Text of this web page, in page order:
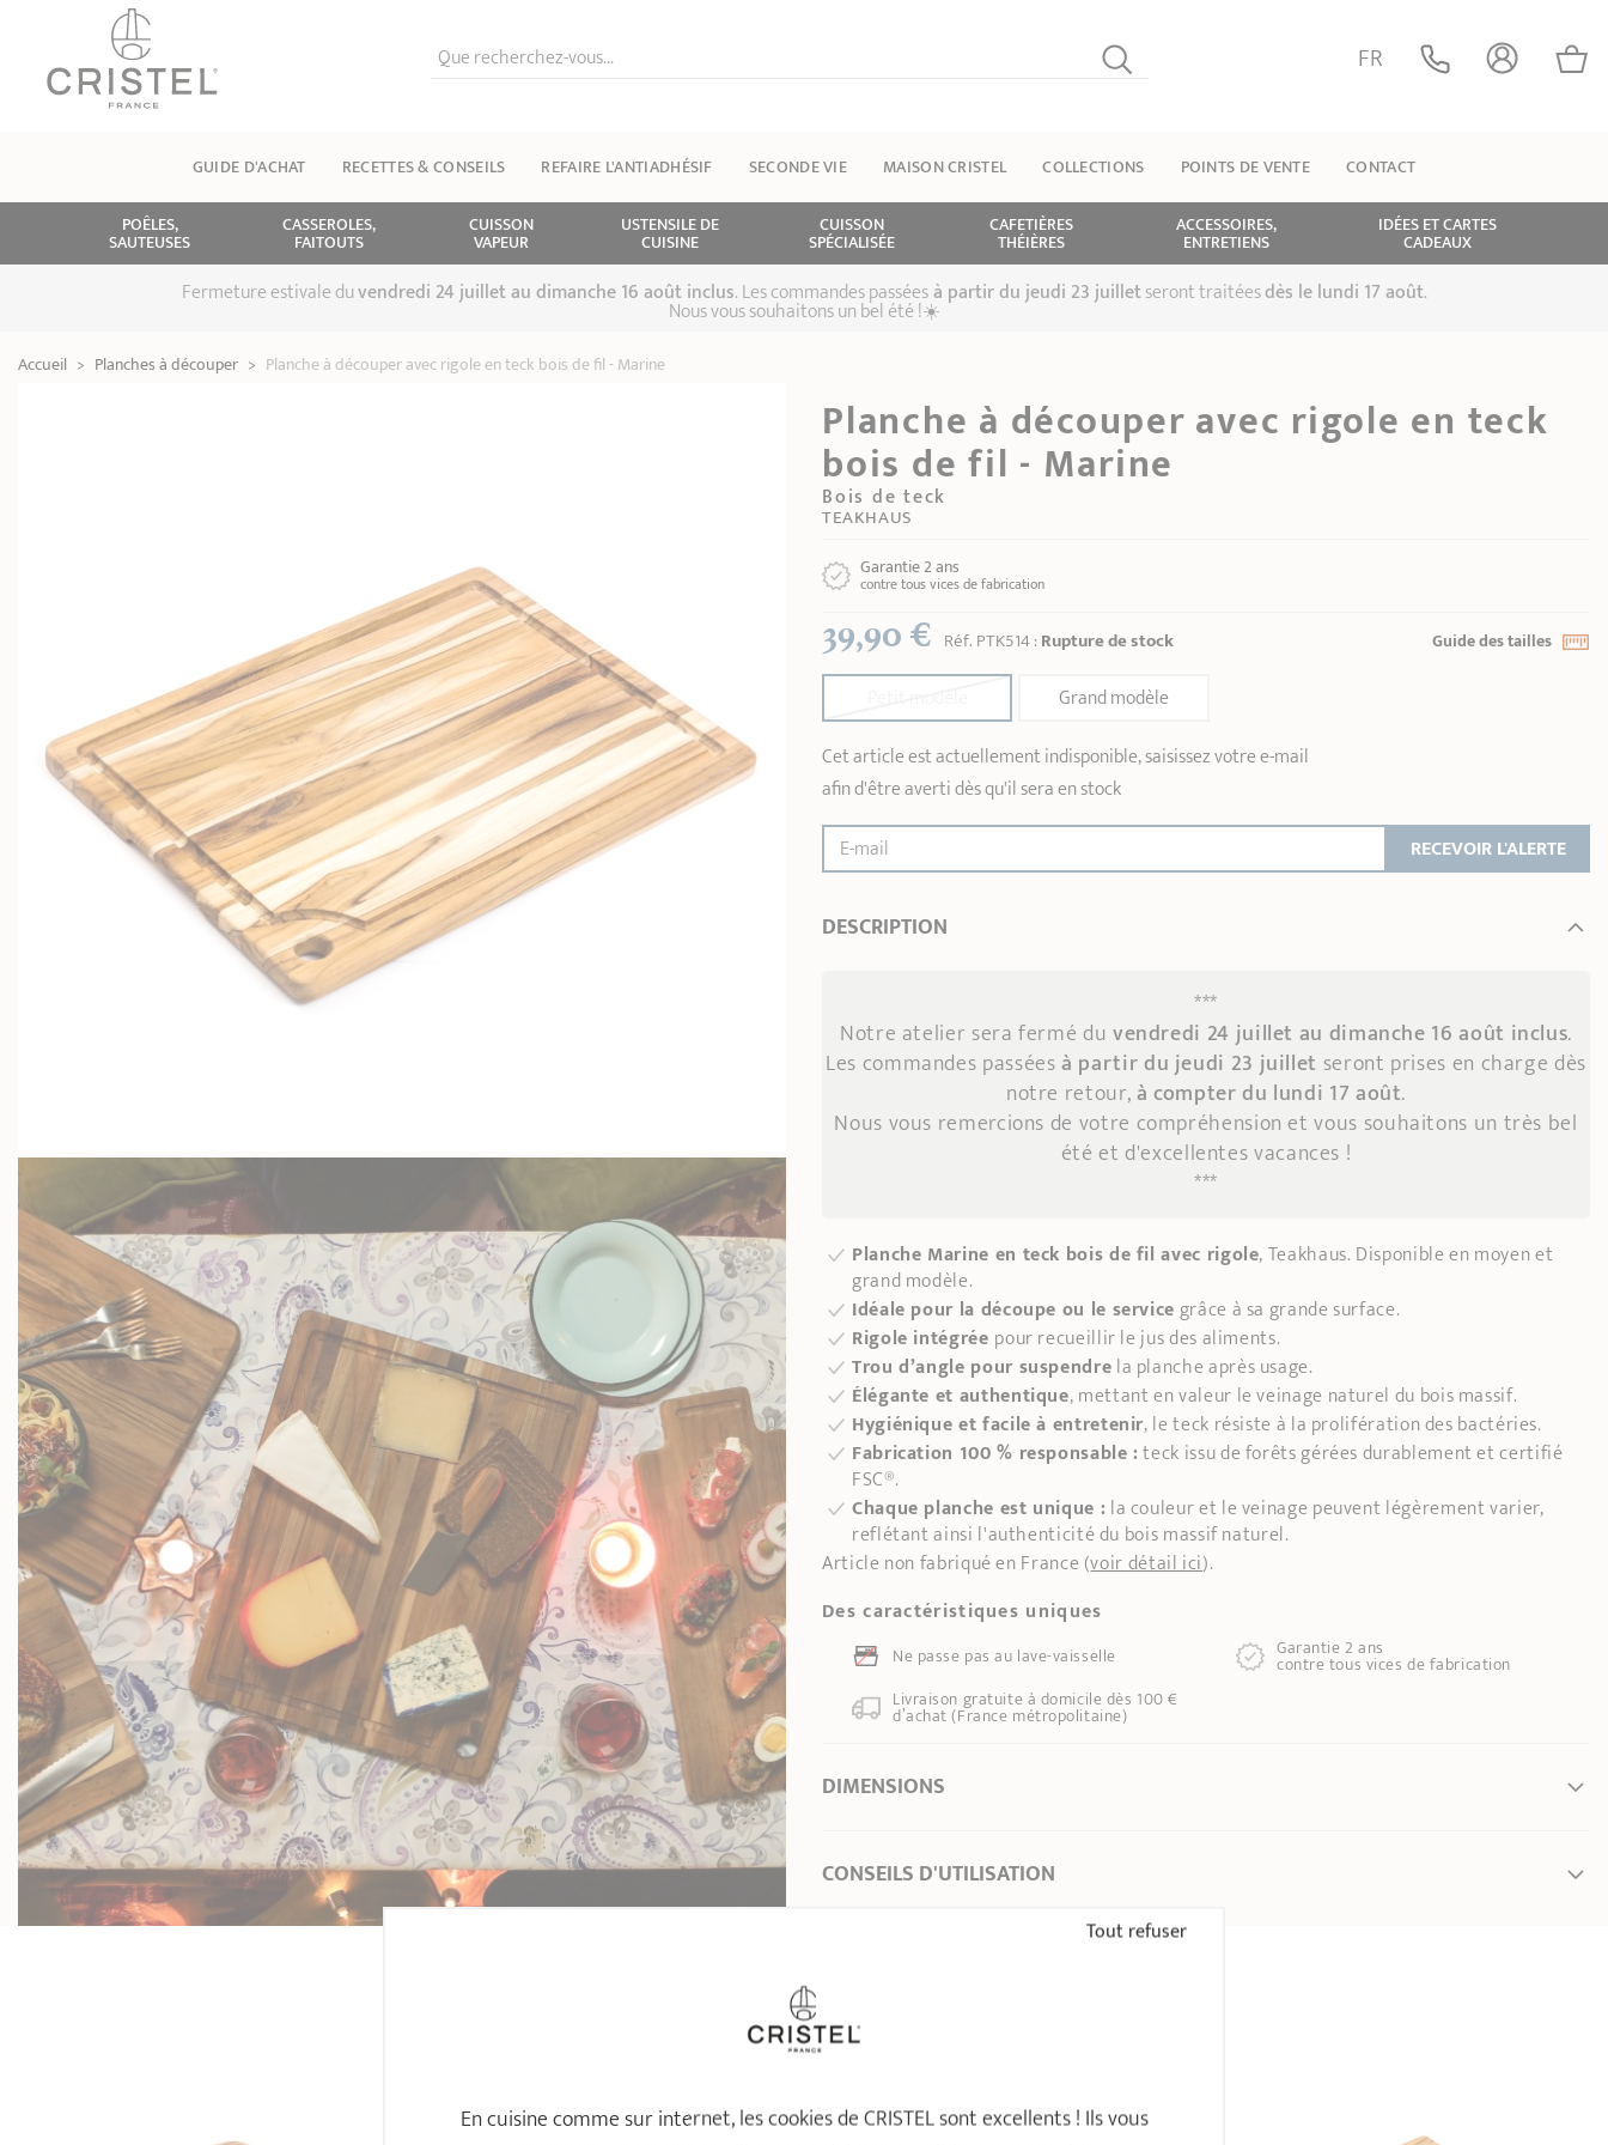
Que recherchez-vous... FR
GUIDE D'ACHAT RECETTES & CONSEILS REFAIRE L'ANTIADHÉSIF SECONDE VIE MAISON CRISTEL COLLECTIONS POINTS DE VENTE CONTACT
POÊLES,
SAUTEUSES
CASSEROLES,
FAITOUTS
CUISSON
VAPEUR
USTENSILE DE
CUISINE
CUISSON
SPÉCIALISÉE
CAFETIÈRES
THÉIÈRES
ACCESSOIRES,
ENTRETIENS
IDÉES ET CARTES
CADEAUX
Fermeture estivale duvendredi 24 juillet au dimanche 16 août inclus. Les commandes passéesà partir du jeudi 23 juilletseront traitéesdès le lundi 17 août.
Nous vous souhaitons un bel été !☀️
Accueil > Planches à découper > Planche à découper avec rigole en teck bois de fil - Marine
Planche à découper avec rigole en teck
bois de fil - Marine
Bois de teck
TEAKHAUS
Garantie 2 ans
contre tous vices de fabrication
39,90 € Réf. PTK514: Rupture de stock Guide des tailles
Grand modèle
Cet article est actuellement indisponible, saisissez votre e-mail
afin d'être averti dès qu'il sera en stock
E-mail
RECEVOIR L'ALERTE
DESCRIPTION
***
Notre atelier sera fermé du vendredi 24 juillet au dimanche 16 août inclus.
Les commandes passéesà partir du jeudi 23 juillet seront prises en charge dès
notre retour,à compter du lundi 17 août.
Nous vous remercions de votre compréhension et vous souhaitons un très bel
été et d'excellentes vacances !
***
Planche Marine en teck bois de fil avec rigole, Teakhaus. Disponible en moyen et
grand modèle.
Idéale pour la découpe ou le servicegrâce à sa grande surface.
Rigole intégrée pour recueillir le jus des aliments.
Trou d’angle pour suspendrela planche après usage.
Élégante et authentique, mettant en valeur le veinage naturel du bois massif.
Hygiénique et facile à entretenir, le teck résiste à la prolifération des bactéries.
Fabrication 100 % responsable :teck issu de forêts gérées durablement et certifié
FSC®.
Chaque planche est unique : la couleur et le veinage peuvent légèrement varier,
reflétant ainsi l'authenticité du bois massif naturel.
Article non fabriqué en France (voir détail ici).
Des caractéristiques uniques
Ne passe pas au lave-vaisselle Garantie 2 ans
contre tous vices de fabrication
Livraison gratuite à domicile dès 100 €
d’achat (France métropolitaine)
DIMENSIONS
Longueur 41,00 cm
* Dimensions de la partie supérieure de l’article, de bord
intérieur à bord intérieur
CONSEILS D'UTILISATION
VOUS AIMEREZ ÉGALEMENT
En cuisine comme sur internet, les cookies de CRISTEL sont excellents ! Ils vous
Tout refuser